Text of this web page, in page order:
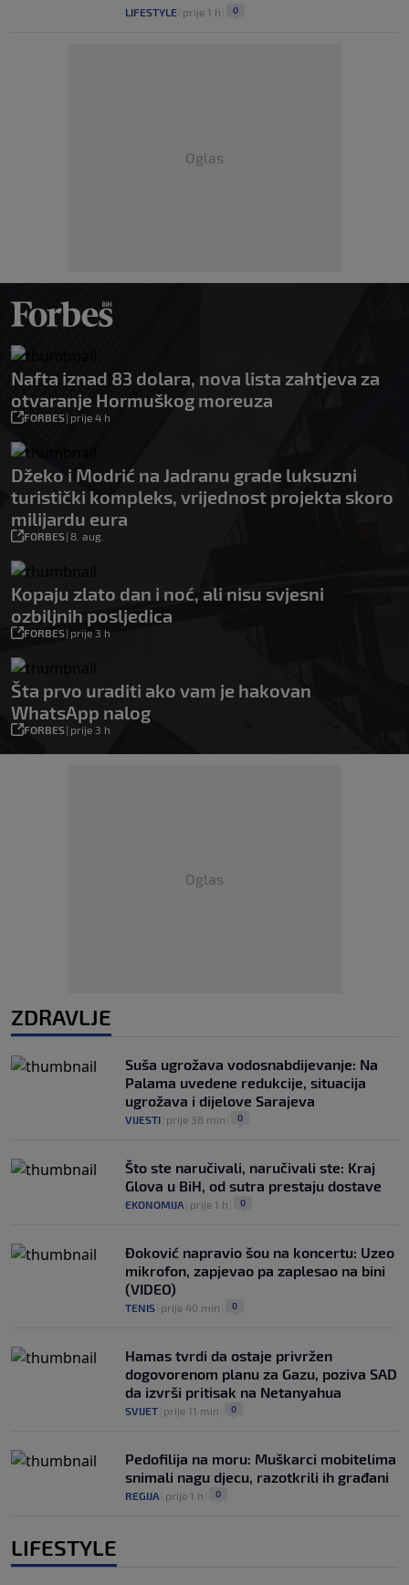
LIFESTYLE prije 1 h 0
Oglas
Nafta iznad 83 dolara, nova lista zahtjeva za
otvaranje Hormuškog moreuza
FORBES| prije 4 h
Džeko i Modrić na Jadranu grade luksuzni
turistički kompleks, vrijednost projekta skoro
milijardu eura
FORBES| 8. aug.
Kopaju zlato dan i noć, ali nisu svjesni
ozbiljnih posljedica
FORBES| prije 3 h
Šta prvo uraditi ako vam je hakovan
WhatsApp nalog
FORBES| prije 3 h
Oglas
ZDRAVLJE
Suša ugrožava vodosnabdijevanje: Na
Palama uvedene redukcije, situacija
ugrožava i dijelove Sarajeva
VIJESTI prije 38 min 0
Što ste naručivali, naručivali ste: Kraj
Glova u BiH, od sutra prestaju dostave
EKONOMIJA prije 1 h 0
Đoković napravio šou na koncertu: Uzeo
mikrofon, zapjevao pa zaplesao na bini
(VIDEO)
TENIS prije 40 min 0
Hamas tvrdi da ostaje privržen
dogovorenom planu za Gazu, poziva SAD
da izvrši pritisak na Netanyahua
SVIJET prije 11 min 0
Pedofilija na moru: Muškarci mobitelima
snimali nagu djecu, razotkrili ih građani
REGIJA prije 1 h 0
LIFESTYLE